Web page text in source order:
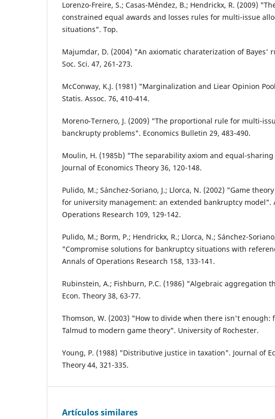
Lorenzo-Freire, S.; Casas-Méndez, B.; Hendrickx, R. (2009)
constrained equal awards and losses rules for multi-issue
situations". Top.
Majumdar, D. (2004) "An axiomatic charaterization of Bayes'
Soc. Sci. 47, 261-273.
McConway, K.J. (1981) "Marginalization and Liear Opinion
Statis. Assoc. 76, 410-414.
Moreno-Ternero, J. (2009) "The proportional rule for multi-
banckrupty problems". Economics Bulletin 29, 483-490.
Moulin, H. (1985b) "The separability axiom and equal-
Journal of Economics Theory 36, 120-148.
Pulido, M.; Sánchez-Soriano, J.; Llorca, N. (2002) "Game
for university management: an extended bankruptcy model".
Operations Research 109, 129-142.
Pulido, M.; Borm, P.; Hendrickx, R.; Llorca, N.; Sánchez-
"Compromise solutions for bankruptcy situations with
Annals of Operations Research 158, 133-141.
Rubinstein, A.; Fishburn, P.C. (1986) "Algebraic aggregation
Econ. Theory 38, 63-77.
Thomson, W. (2003) "How to divide when there isn't enough:
Talmud to modern game theory". University of Rochester.
Young, P. (1988) "Distributive justice in taxation". Journal of
Theory 44, 321-335.
Artículos similares